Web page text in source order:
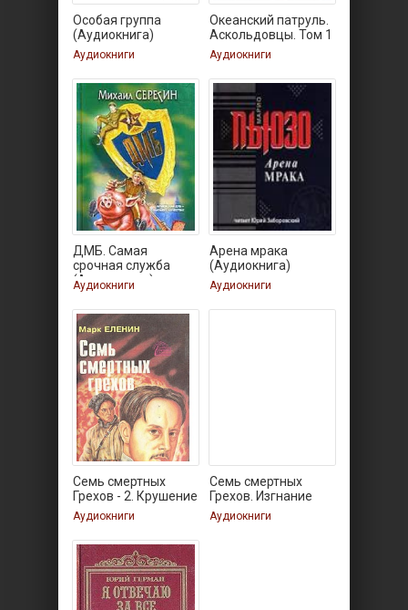
Особая группа
(Аудиокнига)
Аудиокниги
Океанский патруль.
Аскольдовцы. Том 1
Аудиокниги
ДМБ. Самая
срочная служба
(Аудиокнига)
Аудиокниги
Арена мрака
(Аудиокнига)
Аудиокниги
Семь смертных
Грехов - 2. Крушение
Аудиокниги
Семь смертных
Грехов. Изгнание
Аудиокниги